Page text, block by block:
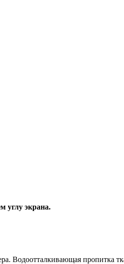
углу экрана.
Водоотталкивающая пропитка